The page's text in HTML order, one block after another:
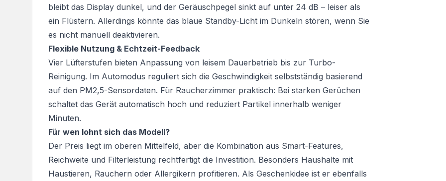
bleibt das Display dunkel, und der Geräuschpegel sinkt auf unter 24 dB – leiser als
ein Flüstern. Allerdings könnte das blaue Standby-Licht im Dunkeln stören, wenn Sie
es nicht manuell deaktivieren.
Flexible Nutzung & Echtzeit-Feedback
Vier Lüfterstufen bieten Anpassung von leisem Dauerbetrieb bis zur Turbo-
Reinigung. Im Automodus reguliert sich die Geschwindigkeit selbstständig basierend
auf den PM2,5-Sensordaten. Für Raucherzimmer praktisch: Bei starken Gerüchen
schaltet das Gerät automatisch hoch und reduziert Partikel innerhalb weniger
Minuten.
Für wen lohnt sich das Modell?
Der Preis liegt im oberen Mittelfeld, aber die Kombination aus Smart-Features,
Reichweite und Filterleistung rechtfertigt die Investition. Besonders Haushalte mit
Haustieren, Rauchern oder Allergikern profitieren. Als Geschenkidee ist er ebenfalls